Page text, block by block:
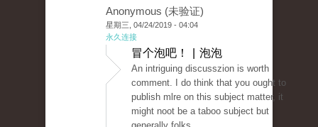
Anonymous (未验证)
星期三, 04/24/2019 - 04:04
永久连接
冒个泡吧！ | 泡泡
Аn intriguіng discusszion is worth
comment. I do think that you ought to
publish mlre on this subject matter, it
might noot be a taboo subject but